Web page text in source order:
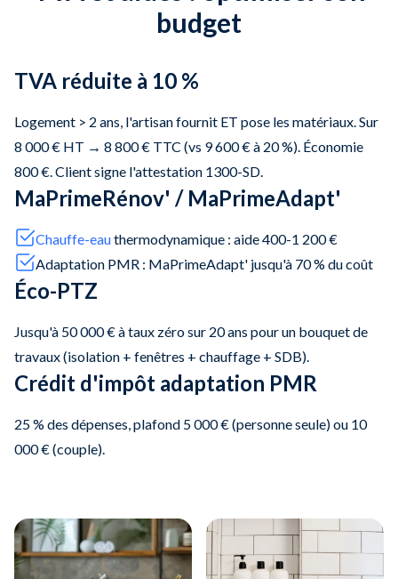
budget
TVA réduite à 10 %
Logement > 2 ans, l'artisan fournit ET pose les matériaux. Sur
8 000 € HT → 8 800 € TTC (vs 9 600 € à 20 %). Économie
800 €. Client signe l'attestation 1300-SD.
MaPrimeRénov' / MaPrimeAdapt'
Chauffe-eauthermodynamique : aide 400-1 200 €
Adaptation PMR : MaPrimeAdapt' jusqu'à 70 % du coût
Éco-PTZ
Jusqu'à 50 000 € à taux zéro sur 20 ans pour un bouquet de
travaux (isolation + fenêtres + chauffage + SDB).
Crédit d'impôt adaptation PMR
25 % des dépenses, plafond 5 000 € (personne seule) ou 10
000 € (couple).